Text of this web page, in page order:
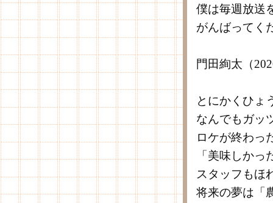
僕は毎週放送
がんばってく
門田絢太（
とにかくひょ
なんでもガッ
ロケが終わっ
「美味しか
スタッフもほ
将来の夢は「